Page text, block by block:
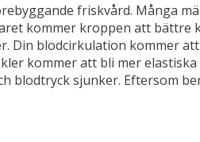
friskvård. Många
kommer kroppen att
Din blodcirkulation kommer
kommer att bli mer
blodtryck sjunker. Eftersom